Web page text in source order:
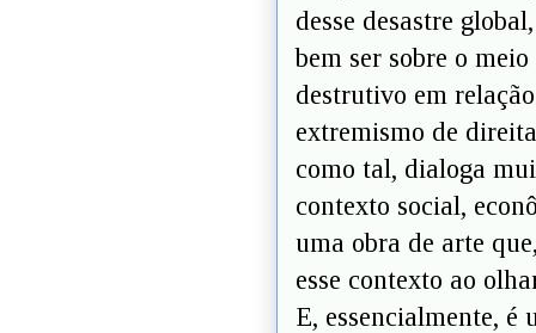
desse desastre
bem ser sobre o
destrutivo em
extremismo de
como tal, dialoga
contexto social,
uma obra de arte
esse contexto ao
E, essencialmente, é